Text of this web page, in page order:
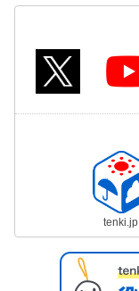
tenki.jp